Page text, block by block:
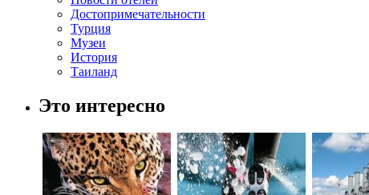
Достопримечательности
Турция
Музеи
История
Таиланд
Это интересно